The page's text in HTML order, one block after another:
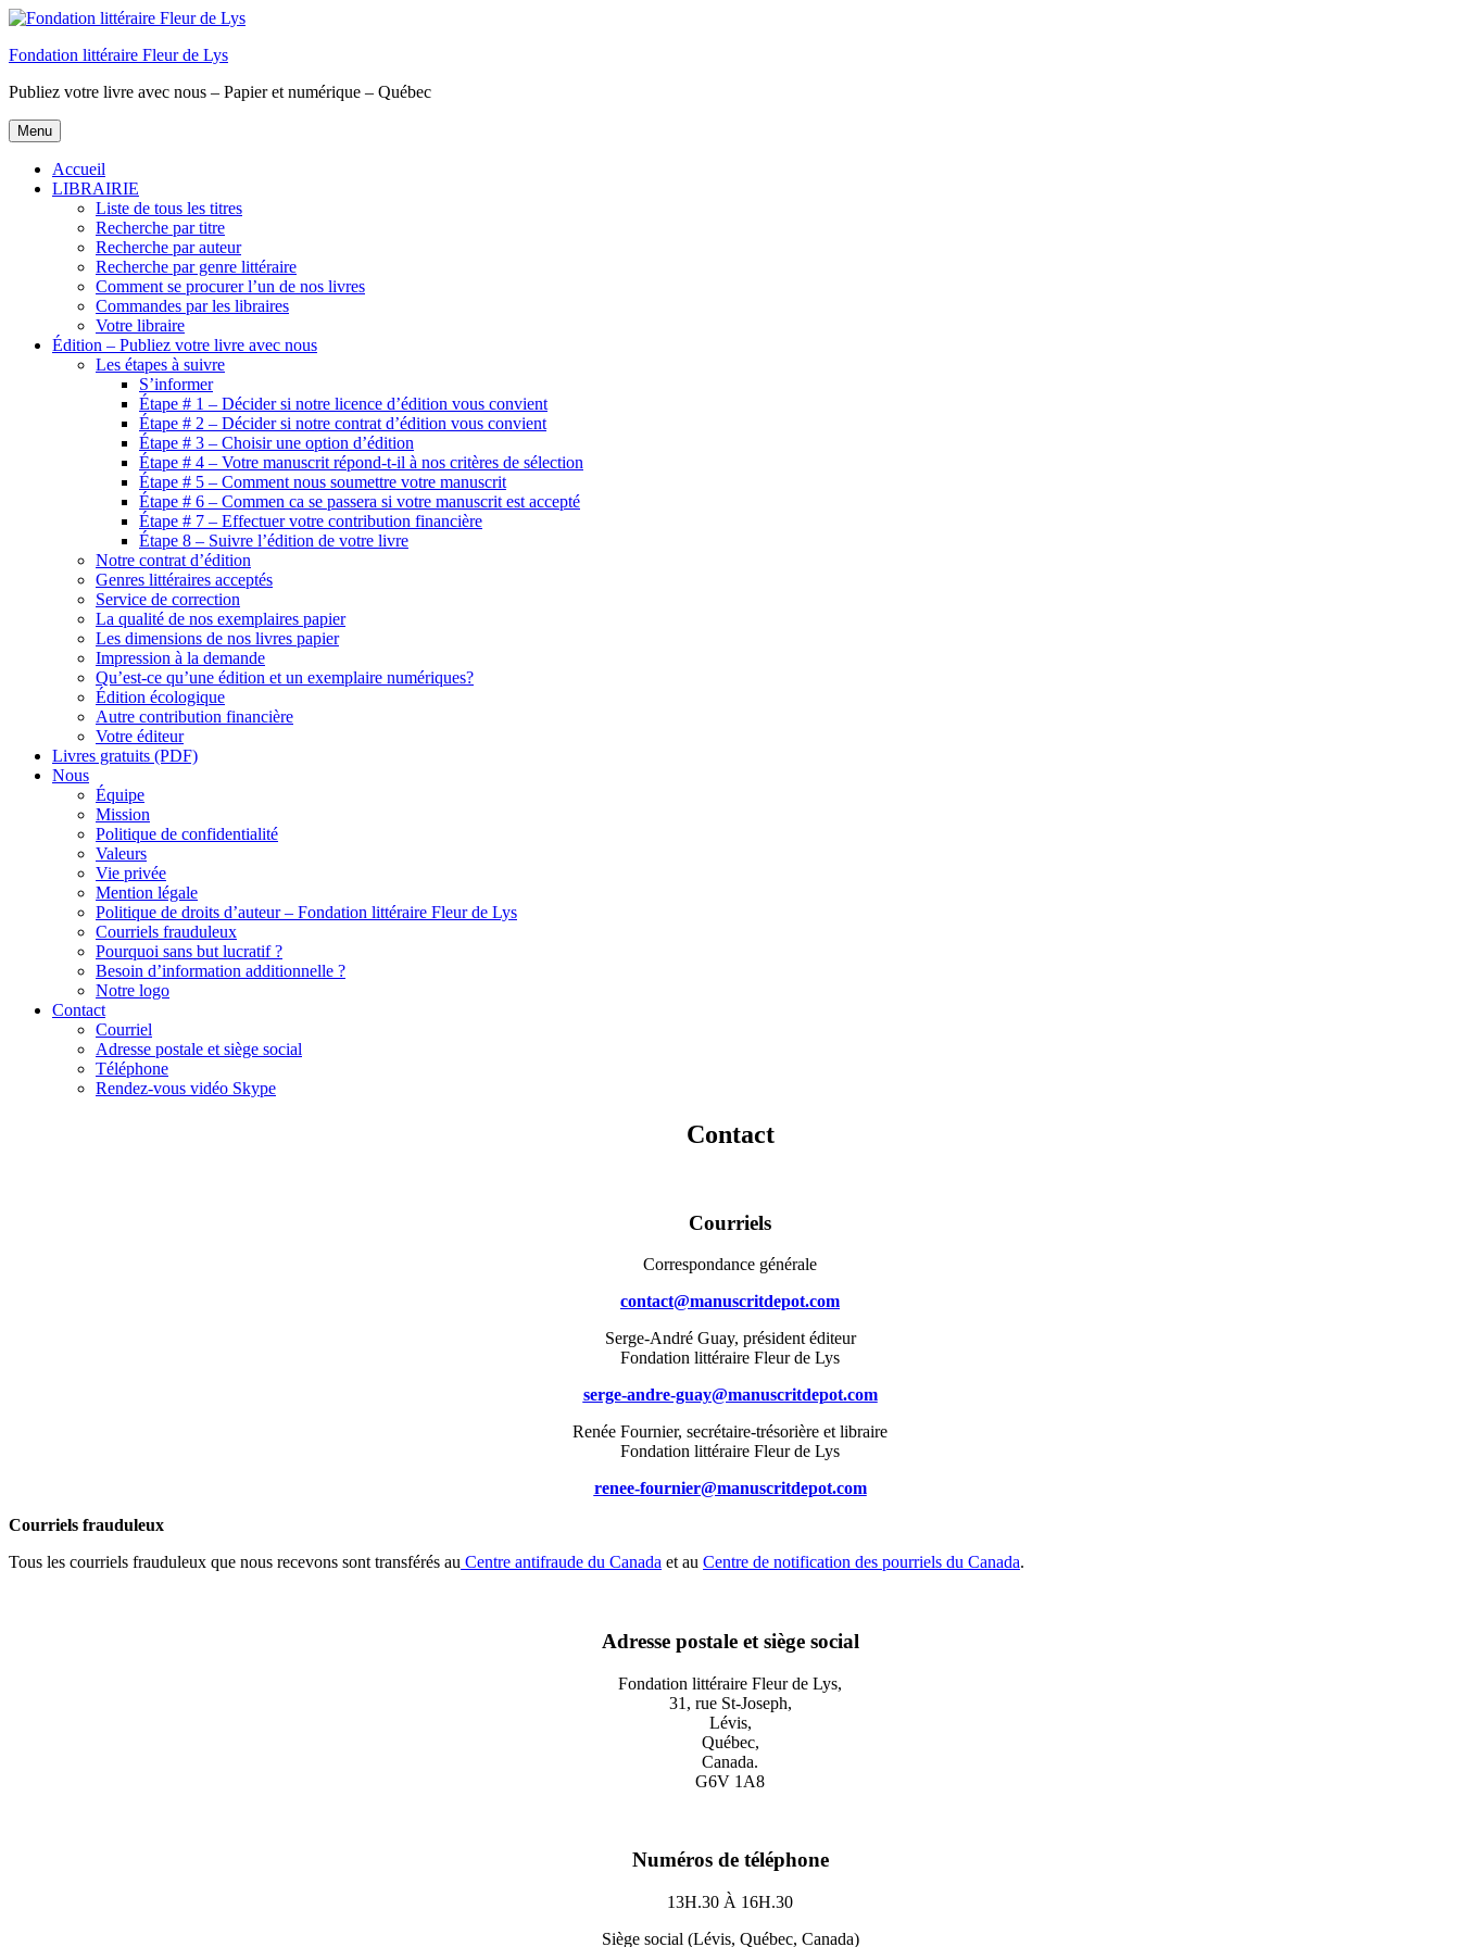
Aller
contenu
Fondation littéraire Fleur de Lys
Publiez votre livre avec nous – Papier et numérique – Québec
Menu
Accueil
LIBRAIRIE
Liste de tous les titres
Recherche par titre
Recherche par auteur
Recherche par genre littéraire
Comment se procurer l’un de nos livres
Commandes par les libraires
Votre libraire
Édition – Publiez votre livre avec nous
Les étapes à suivre
S’informer
Étape # 1 – Décider si notre licence d’édition vous convient
Étape # 2 – Décider si notre contrat d’édition vous convient
Étape # 3 – Choisir une option d’édition
Étape # 4 – Votre manuscrit répond-t-il à nos critères de sélection
Étape # 5 – Comment nous soumettre votre manuscrit
Étape # 6 – Commen ca se passera si votre manuscrit est accepté
Étape # 7 – Effectuer votre contribution financière
Étape 8 – Suivre l’édition de votre livre
Notre contrat d’édition
Genres littéraires acceptés
Service de correction
La qualité de nos exemplaires papier
Les dimensions de nos livres papier
Impression à la demande
Qu’est-ce qu’une édition et un exemplaire numériques?
Édition écologique
Autre contribution financière
Votre éditeur
Livres gratuits (PDF)
Nous
Équipe
Mission
Politique de confidentialité
Valeurs
Vie privée
Mention légale
Politique de droits d’auteur – Fondation littéraire Fleur de Lys
Courriels frauduleux
Pourquoi sans but lucratif ?
Besoin d’information additionnelle ?
Notre logo
Contact
Courriel
Adresse postale et siège social
Téléphone
Rendez-vous vidéo Skype
Contact
Courriels
Correspondance générale
contact@manuscritdepot.com
Serge-André Guay, président éditeur
Fondation littéraire Fleur de Lys
serge-andre-guay@manuscritdepot.com
Renée Fournier, secrétaire-trésorière et libraire
Fondation littéraire Fleur de Lys
renee-fournier@manuscritdepot.com
Courriels frauduleux
Tous les courriels frauduleux que nous recevons sont transférés au Centre antifraude du Canada et au Centre de notification des pourriels du Canada.
Adresse postale et siège social
Fondation littéraire Fleur de Lys,
31, rue St-Joseph,
Lévis,
Québec,
Canada.
G6V 1A8
Numéros de téléphone
13H.30 À 16H.30
Siège social (Lévis, Québec, Canada)